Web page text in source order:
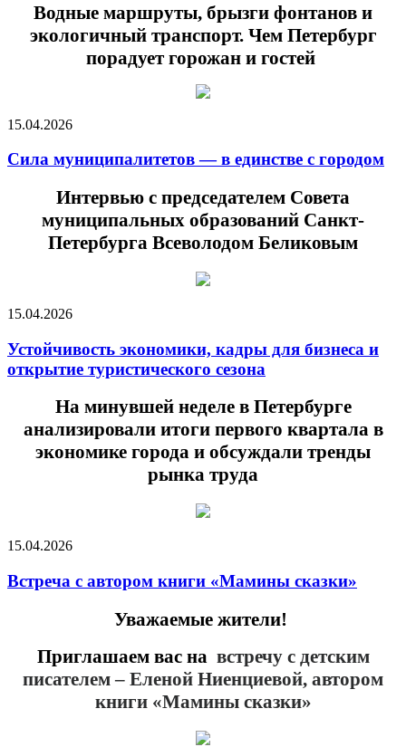
Водные маршруты, брызги фонтанов и
экологичный транспорт. Чем Петербург
порадует горожан и гостей
15.04.2026
Сила муниципалитетов — в единстве с городом
Интервью с председателем Совета
муниципальных образований Санкт-
Петербурга Всеволодом Беликовым
15.04.2026
Устойчивость экономики, кадры для бизнеса и
открытие туристического сезона
На минувшей неделе в Петербурге
анализировали итоги первого квартала в
экономике города и обсуждали тренды
рынка труда
15.04.2026
Встреча с автором книги «Мамины сказки»
Уважаемые жители!
Приглашаем вас на встречу с детским
писателем– Еленой Ниенциевой, автором
книги «Мамины сказки»